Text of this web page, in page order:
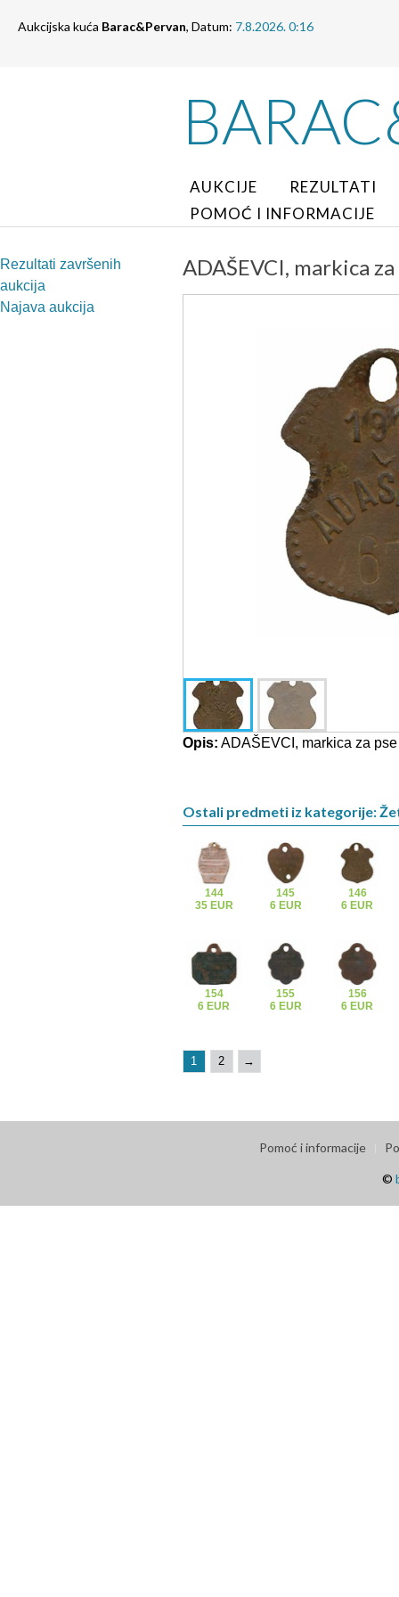
Aukcijska kuća Barac&Pervan, Datum: 7.8.2026. 0:16
AUKCIJE
REZULTATI
POMOĆ I INFORMACIJE
Rezultati završenih
aukcija
Najava aukcija
ADAŠEVCI, markica
Opis: ADAŠEVCI, markica za
Ostali predmeti iz kategorije:
144
35 EUR
145
6 EUR
146
6 EUR
154
6 EUR
155
6 EUR
156
6 EUR
1 2 →
Pomoć i informacije
©